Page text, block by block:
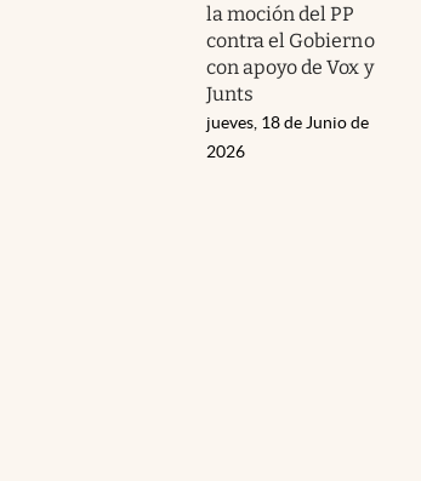
la moción del PP
contra el Gobierno
con apoyo de Vox y
Junts
jueves, 18 de Junio de
2026